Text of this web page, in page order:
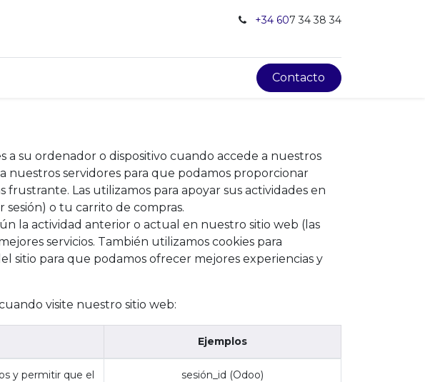
+34 607 34 38 34
Contacto
a su ordenador o dispositivo cuando accede a nuestros
nuestros servidores para que podamos proporcionar
Las utilizamos para apoyar sus actividades en
o tu carrito de compras.
la actividad anterior o actual en nuestro sitio web (las
servicios. También utilizamos cookies para
sitio para que podamos ofrecer mejores experiencias y
visite nuestro sitio web:
Ejemplos
y permitir que el
sesión_id (Odoo)